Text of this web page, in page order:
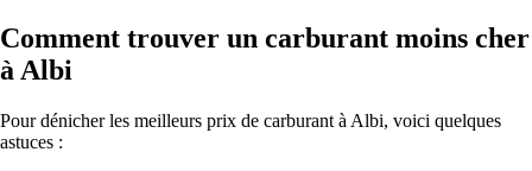
Comment trouver un carburant moins cher
à Albi
Pour dénicher les meilleurs prix de carburant à Albi, voici quelques
astuces :